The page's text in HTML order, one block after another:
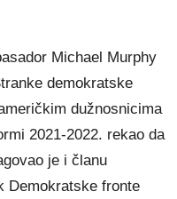
Michael Murphy
demokratske
dužnosnicima
2021-2022. rekao da
je i članu
Demokratske fronte